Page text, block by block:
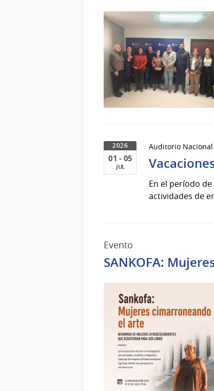
2026
01 - 05
JUL
del
Auditorio Nacional
En el período
actividades de
Evento
SANKOFA: